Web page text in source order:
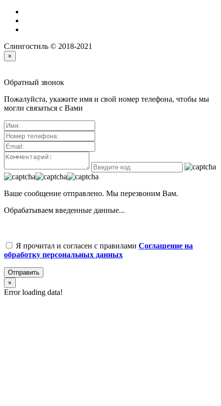
Слингостиль © 2018-2021
×
Обратный звонок
Пожалуйста, укажите имя и свой номер телефона, чтобы мы
могли связаться с Вами
Ваше сообщение отправлено. Мы перезвоним Вам.
Обрабатываем введенные данные...
Я прочитал и согласен с правилами Соглашение на
обработку персональных данных
Отправить
×
Error loading data!